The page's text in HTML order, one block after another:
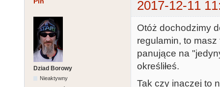
2017-12-11
Dziad Borowy
Nieaktywny
Otóż dochodzimy
regulamin, to
panujące na
określiłeś.
Tak czy inaczej to